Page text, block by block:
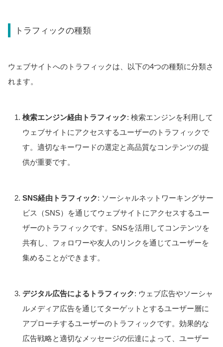
トラフィックの種類
ウェブサイトへのトラフィックは、以下の4つの種類に分類さ
れます。
検索エンジン経由トラフィック: 検索エンジンを利用して
ウェブサイトにアクセスするユーザーのトラフィックで
す。適切なキーワードの選定と高品質なコンテンツの提
供が重要です。
SNS経由トラフィック: ソーシャルネットワーキングサー
ビス（SNS）を通じてウェブサイトにアクセスするユー
ザーのトラフィックです。SNSを活用してコンテンツを
共有し、フォロワーや友人のリンクを通じてユーザーを
集めることができます。
デジタル広告によるトラフィック: ウェブ広告やソーシャ
ルメディア広告を通じてターゲットとするユーザー層に
アプローチするユーザーのトラフィックです。効果的な
広告戦略と適切なメッセージの伝達によって、ユーザー